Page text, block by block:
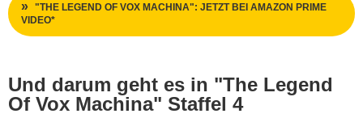
"THE LEGEND OF VOX MACHINA": JETZT BEI AMAZON PRIME
VIDEO*
Und darum geht es in "The Legend
Of Vox Machina" Staffel 4